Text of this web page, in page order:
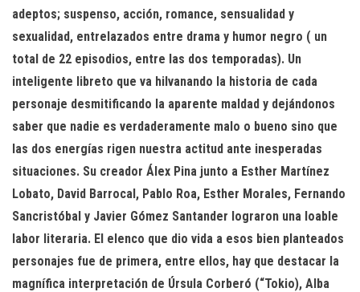
adeptos; suspenso, acción, romance, sensualidad y
sexualidad, entrelazados entre drama y humor negro ( un
total de 22 episodios, entre las dos temporadas). Un
inteligente libreto que va hilvanando la historia de cada
personaje desmitificando la aparente maldad y dejándonos
saber que nadie es verdaderamente malo o bueno sino que
las dos energías rigen nuestra actitud ante inesperadas
situaciones. Su creador Álex Pina junto a Esther Martínez
Lobato, David Barrocal, Pablo Roa, Esther Morales, Fernando
Sancristóbal y Javier Gómez Santander lograron una loable
labor literaria. El elenco que dio vida a esos bien planteados
personajes fue de primera, entre ellos, hay que destacar la
magnífica interpretación de Úrsula Corberó (“Tokio), Alba